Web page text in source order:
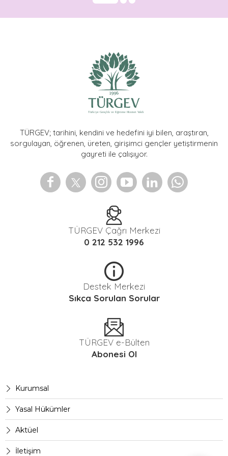
TÜRGEV KARİYER
İLETİŞİM & DESTEK
İletişim Bilgileri
Yerleşkeler
YASAL HÜKÜMLER
Gizlilik ve Kişisel Verilerin Korunması
Kamu Aydınlatma Metni
TÜRGEV; tarihini, kendini ve hedefini iyi bilen, araştıran,
sorgulayan, öğrenen, üreten, girişimci gençler yetiştirmenin
gayreti ile çalışıyor.
TÜRGEV Çağrı Merkezi
0 212 532 1996
Destek Merkezi
Sıkça Sorulan Sorular
TÜRGEV e-Bülten
Abonesi Ol
Kurumsal
Yasal Hükümler
Aktüel
İletişim